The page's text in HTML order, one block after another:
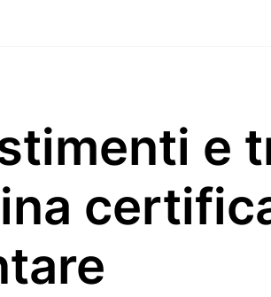
e